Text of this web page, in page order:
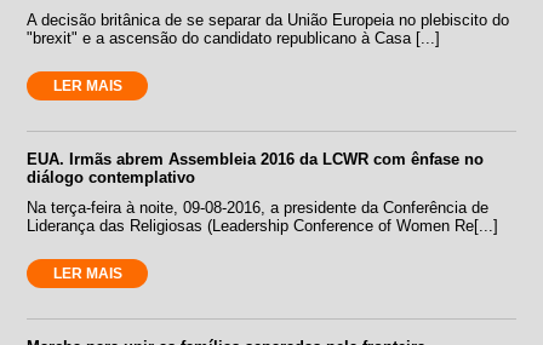
A decisão britânica de se separar da União Europeia no plebiscito do
"brexit" e a ascensão do candidato republicano à Casa [...]
LER MAIS
EUA. Irmãs abrem Assembleia 2016 da LCWR com ênfase no
diálogo contemplativo
Na terça-feira à noite, 09-08-2016, a presidente da Conferência de
Liderança das Religiosas (Leadership Conference of Women Re[...]
LER MAIS